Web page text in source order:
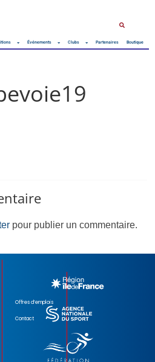
Événements Clubs Partenaires Boutique
pour publier un commentaire.
Offres d’emplois
Contact